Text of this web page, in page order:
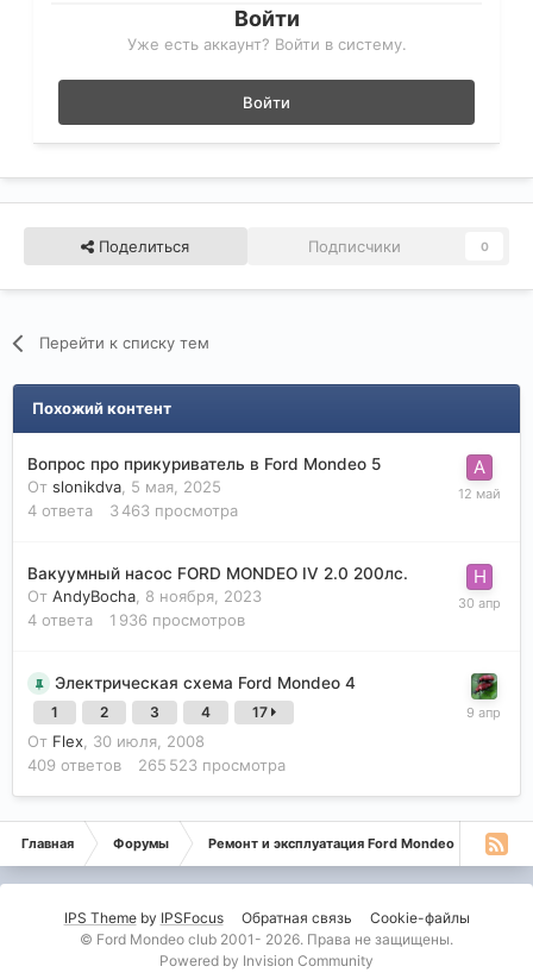
Войти
Уже есть аккаунт? Войти в систему.
Войти
Поделиться Подписчики 0
Перейти к списку тем
Похожий контент
Вопрос про прикуриватель в Ford Mondeo 5
От slonikdva 5 мая, 2025
4 ответа 3 463 просмотра
Вакуумный насос FORD MONDEO IV 2.0 200лс.
От AndyBocha 8 ноября, 2023
4 ответа 1 936 просмотров
Электрическая схема Ford Mondeo 4
1 2 3 4 17
От Flex 30 июля, 2008
409 ответов 265 523 просмотра
Главная Форумы Ремонт и эксплуатация Ford Mondeo
IPS Themeby IPSFocus Обратная связь
Cookie-файлы
© Ford Mondeo club 2001- 2026. Права не защищены.
Powered by Invision Community